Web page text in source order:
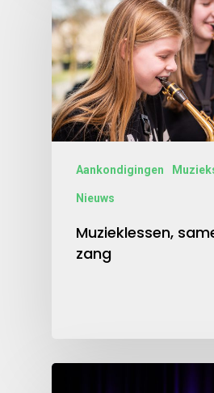
Aankondigingen
Nieuws
Muzieklessen,
zang